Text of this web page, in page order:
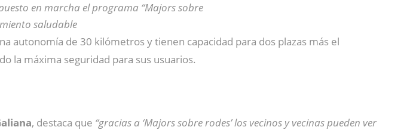
en marcha el programa “Majors sobre
saludable
autonomía de 30 kilómetros y tienen capacidad para dos plazas más el
la máxima seguridad para sus usuarios.
, destaca que “gracias a ‘Majors sobre rodes’ los vecinos y vecinas pueden ver